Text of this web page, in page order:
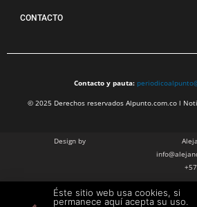
CONTACTO
Contacto y pauta:
© 2025 Derechos reservados Alpunto.com.co l
Design by
Julian
Éste sitio web usa cookies, si
permanece aquí acepta su uso.